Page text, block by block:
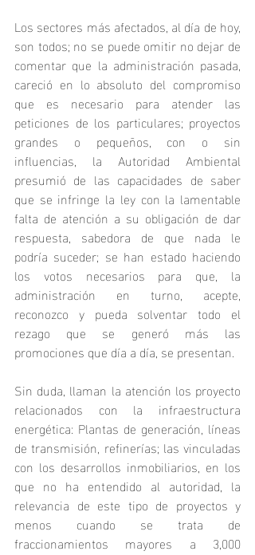
Los sectores más afectados, al día de hoy,
son todos; no se puede omitir no dejar de
comentar que la administración pasada,
careció en lo absoluto del compromiso
que es necesario para atender las
peticiones de los particulares; proyectos
grandes o pequeños, con o sin
influencias, la Autoridad Ambiental
presumió de las capacidades de saber
que se infringe la ley con la lamentable
falta de atención a su obligación de dar
respuesta, sabedora de que nada le
podría suceder; se han estado haciendo
los votos necesarios para que, la
administración en turno, acepte,
reconozco y pueda solventar todo el
rezago que se generó más las
promociones que día a día, se presentan.
Sin duda, llaman la atención los proyecto
relacionados con la infraestructura
energética: Plantas de generación, líneas
de transmisión, refinerías; las vinculadas
con los desarrollos inmobiliarios, en los
que no ha entendido al autoridad, la
relevancia de este tipo de proyectos y
menos cuando se trata de
fraccionamientos mayores a 3,000